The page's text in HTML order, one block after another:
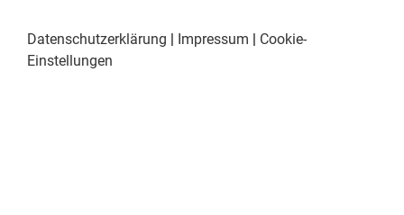
Datenschutzerklärung Impressum
Cookie-
Einstellungen